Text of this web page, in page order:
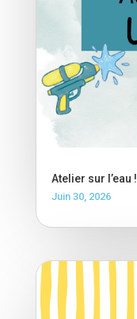
Atelier sur l’eau
Juin 30, 2026